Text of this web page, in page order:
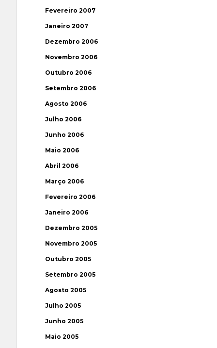
Fevereiro 2007
Janeiro 2007
Dezembro 2006
Novembro 2006
Outubro 2006
Setembro 2006
Agosto 2006
Julho 2006
Junho 2006
Maio 2006
Abril 2006
Março 2006
Fevereiro 2006
Janeiro 2006
Dezembro 2005
Novembro 2005
Outubro 2005
Setembro 2005
Agosto 2005
Julho 2005
Junho 2005
Maio 2005